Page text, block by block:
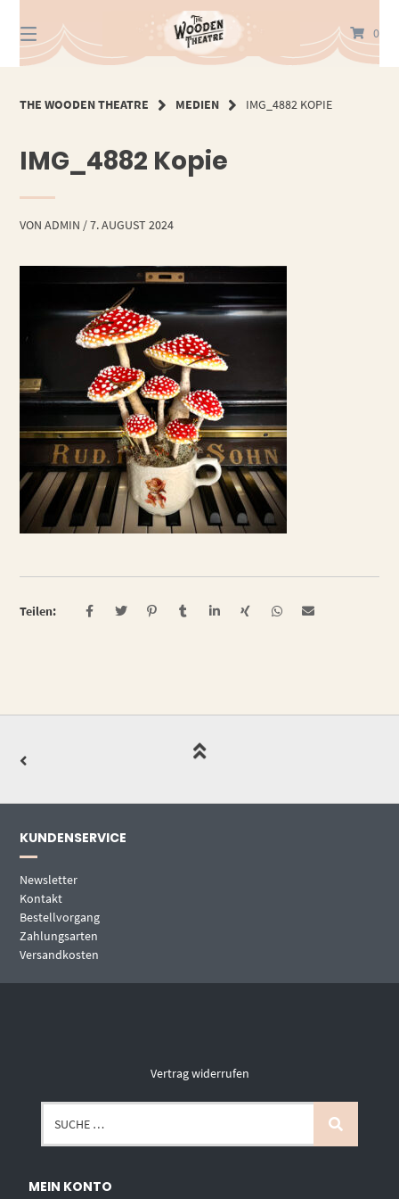
zum
Inhalt
0
THE WOODEN THEATRE MEDIEN IMG_4882 KOPIE
IMG_4882 Kopie
VONADMIN /7. AUGUST 2024
Teilen:
KUNDENSERVICE
Newsletter
Kontakt
Bestellvorgang
Zahlungsarten
Versandkosten
Vertrag widerrufen
MEIN KONTO